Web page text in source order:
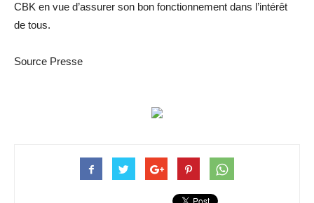
CBK en vue d’assurer son bon fonctionnement dans l’intérêt
de tous.
Source Presse